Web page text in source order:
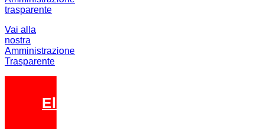
Vai alla
nostra
Amministrazione
Trasparente
Elezioni 2026